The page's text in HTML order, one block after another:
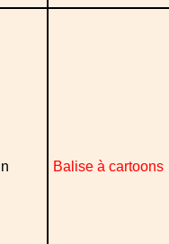
Balise à cartoons